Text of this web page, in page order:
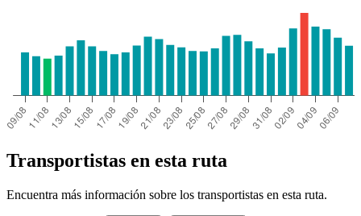
Transportistas en esta ruta
Encuentra más información sobre los transportistas en esta ruta.